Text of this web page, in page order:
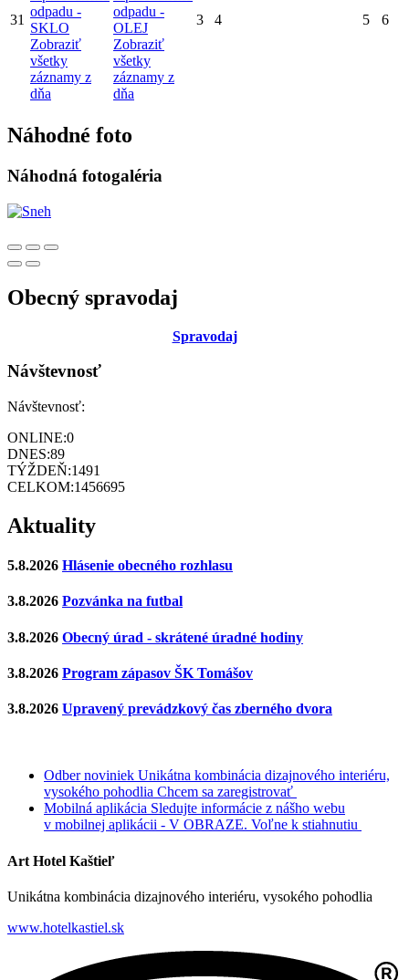
31
odpadu -
SKLO
Zobraziť
všetky
záznamy z
dňa
odpadu -
OLEJ
Zobraziť
všetky
záznamy z
dňa
3 4 5 6
Náhodné foto
Náhodná fotogaléria
Obecný spravodaj
Spravodaj
Návštevnosť
Návštevnosť:
ONLINE:0
DNES:89
TÝŽDEŇ:1491
CELKOM:1456695
Aktuality
5.8.2026 Hlásenie obecného rozhlasu
3.8.2026 Pozvánka na futbal
3.8.2026 Obecný úrad - skrátené úradné hodiny
3.8.2026 Program zápasov ŠK Tomášov
3.8.2026 Upravený prevádzkový čas zberného dvora
Odber noviniek Unikátna kombinácia dizajnového interiéru,
vysokého pohodlia Chcem sa zaregistrovať
Mobilná aplikácia Sledujte informácie z nášho webu
v mobilnej aplikácii - V OBRAZE. Voľne k stiahnutiu
Art Hotel Kaštieľ
Unikátna kombinácia dizajnového interiéru, vysokého pohodlia
www.hotelkastiel.sk